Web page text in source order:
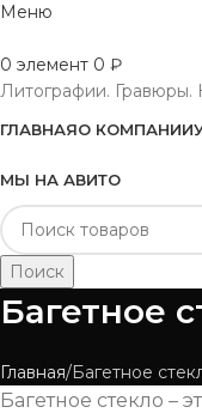
Меню
0 элемент 0 ₽
Литографии. Гравюры.
ГЛАВНАЯО КОМПАНИИ
МЫ НА АВИТО
Поиск
Багетное
Главная Багетное
Багетное стекло –